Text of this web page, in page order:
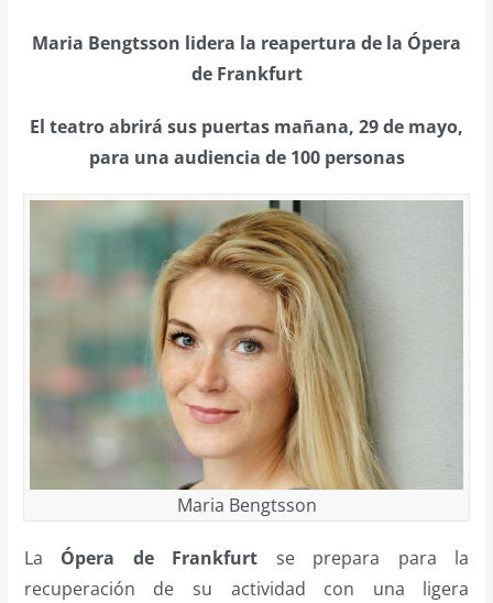
Maria Bengtsson lidera la reapertura de la Ópera
de Frankfurt
El teatro abrirá sus puertas mañana, 29 de mayo,
para una audiencia de 100 personas
Maria Bengtsson
La Ópera de Frankfurt se prepara para la
recuperación de su actividad con una ligera